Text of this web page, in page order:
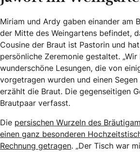
Miriam und Ardy gaben einander am
der Mitte des Weingartens befindet,
Cousine der Braut ist Pastorin und
persönliche Zeremonie gestaltet.
wunderschöne Lesungen, die von
vorgetragen wurden und einen
erzählt die Braut. Die gegenseitigen
Brautpaar verfasst.
Die persischen Wurzeln des
einen ganz besonderen
Rechnung getragen. „Der Tisch war